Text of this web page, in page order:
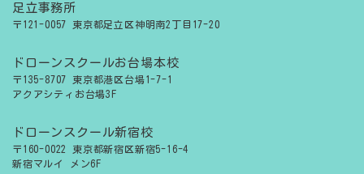
足立事務所
〒121-0057 東京都足立区神明南2丁目17-20
ドローンスクールお台場本校
〒135-8707 東京都港区台場1-7-1
アクアシティお台場3F
ドローンスクール新宿校
〒160-0022 東京都新宿区新宿5-16-4
新宿マルイ メン6F